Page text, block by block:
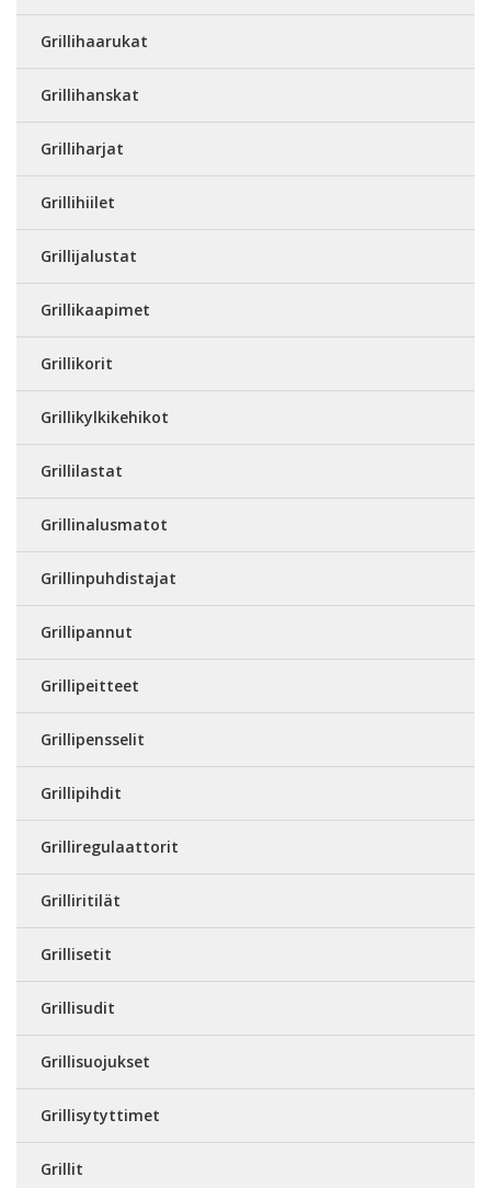
Grillihaarukat
Grillihanskat
Grilliharjat
Grillihiilet
Grillijalustat
Grillikaapimet
Grillikorit
Grillikylkikehikot
Grillilastat
Grillinalusmatot
Grillinpuhdistajat
Grillipannut
Grillipeitteet
Grillipensselit
Grillipihdit
Grilliregulaattorit
Grilliritilät
Grillisetit
Grillisudit
Grillisuojukset
Grillisytyttimet
Grillit